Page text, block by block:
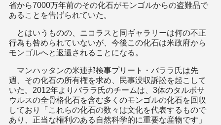
省から7000万年前のその化石がモンゴルからの盗難品で
あることを告げられていた。
とはいうものの、ニコラスと同ギャラリーは何の不正
行為も咎められていないが、今後この化石は米政府から
モンゴルへと返還されることになる。
マンハッタンの米連邦検事プリート・バララ氏は先
週、その化石の所有権を求め、民事没収訴訟を起こして
いた。2012年よりバララ氏のチームは、3体のタルボサ
ウルスの全骨格化石を含む多くのモンゴルの化石を回収
しており「これらの化石の数々は文化を代表するもので
あり、正当な権利のある自然科学的に重要な産物です」